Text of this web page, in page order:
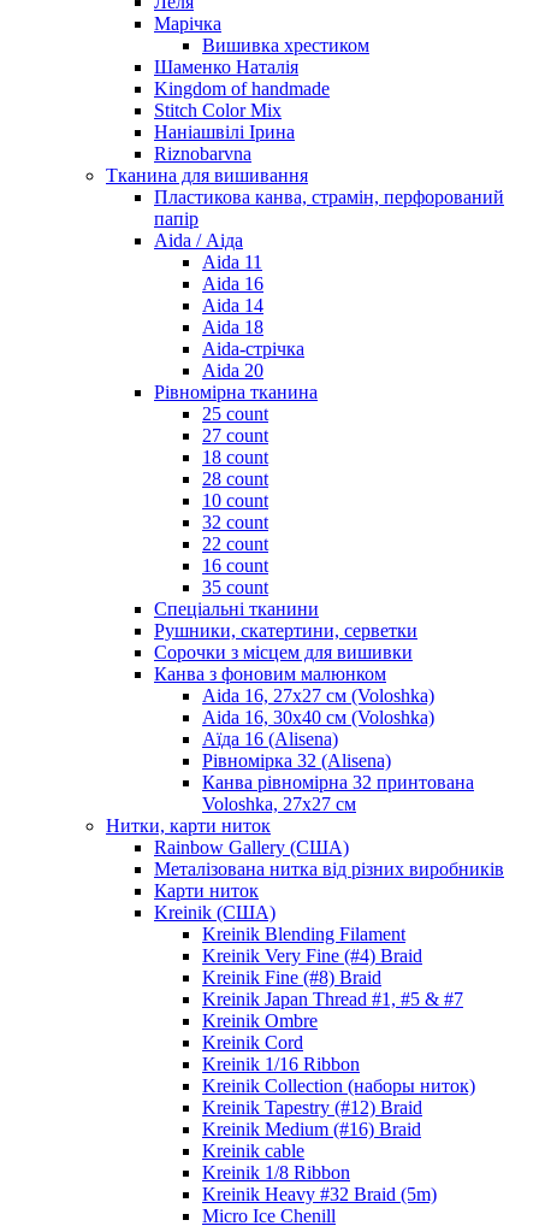
Марічка
Вишивка хрестиком
Шаменко Наталія
Kingdom of handmade
Stitch Color Mix
Наніашвілі Ірина
Riznobarvna
Тканина для вишивання
Пластикова канва, страмін, перфорований
папір
Aida / Аіда
Aida 11
Aida 16
Aida 14
Aida 18
Aida-стрічка
Aida 20
Рівномірна тканина
25 count
27 count
18 count
28 count
10 count
32 count
22 count
16 count
35 count
Спеціальні тканини
Рушники, скатертини, серветки
Сорочки з місцем для вишивки
Канва з фоновим малюнком
Aida 16, 27х27 см (Voloshka)
Aida 16, 30х40 см (Voloshka)
Аїда 16 (Alisena)
Рівномірка 32 (Alisena)
Канва рівномірна 32 принтована
Voloshka, 27х27 см
Нитки, карти ниток
Rainbow Gallery (США)
Металізована нитка від різних виробників
Карти ниток
Kreinik (США)
Kreinik Blending Filament
Kreinik Very Fine (#4) Braid
Kreinik Fine (#8) Braid
Kreinik Japan Thread #1, #5 & #7
Kreinik Ombre
Kreinik Cord
Kreinik 1/16 Ribbon
Kreinik Collection (наборы ниток)
Kreinik Tapestry (#12) Braid
Kreinik Medium (#16) Braid
Kreinik cable
Kreinik 1/8 Ribbon
Kreinik Heavy #32 Braid (5m)
Micro Ice Chenill